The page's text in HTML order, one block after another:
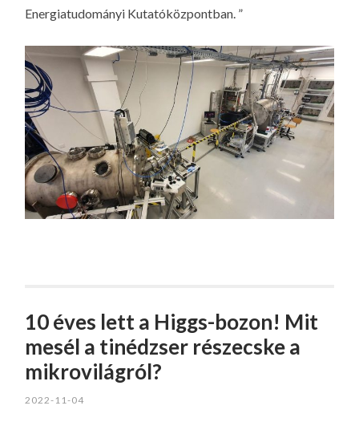
Energiatudományi Kutatóközpontban. ”
10 éves lett a Higgs-bozon! Mit
mesél a tinédzser részecske a
mikrovilágról?
2022-11-04